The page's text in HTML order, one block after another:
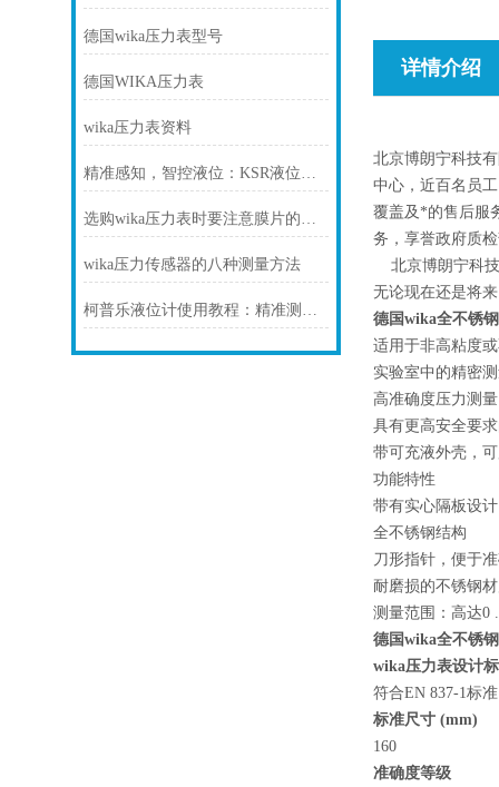
德国wika压力表型号
德国WIKA压力表
wika压力表资料
精准感知，智控液位：KSR液位计，工业储运的可靠慧眼
选购wika压力表时要注意膜片的材质
wika压力传感器的八种测量方法
柯普乐液位计使用教程：精准测量液位的实用指南
详情介绍
北京博朗宁科技
中心，近百名员
覆盖及*的售后服
务，享誉政府质
北京博朗宁科技
无论现在还是将
德国wika全不锈
适用于非高粘度
实验室中的精密
高准确度压力测
具有更高安全要
带可充液外壳，
功能特性
带有实心隔板设
全不锈钢结构
刀形指针，便于
耐磨损的不锈钢
测量范围：高达0
德国wika全不锈
wika压力表设计
符合EN 837-1标准
标准尺寸 (mm)
160
准确度等级